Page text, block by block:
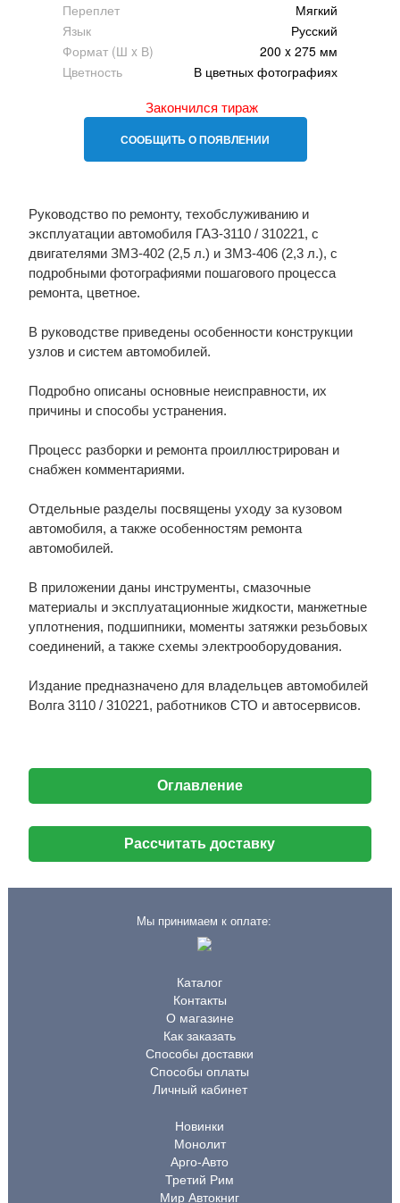
Переплет
Мягкий
Язык
Русский
Формат (Ш x В)
200 x 275 мм
Цветность
В цветных фотографиях
Закончился тираж
СООБЩИТЬ О ПОЯВЛЕНИИ
Руководство по ремонту, техобслуживанию и
эксплуатации автомобиля ГАЗ-3110 / 310221, с
двигателями ЗМЗ-402 (2,5 л.) и ЗМЗ-406 (2,3 л.), с
подробными фотографиями пошагового процесса
ремонта, цветное.
В руководстве приведены особенности конструкции
узлов и систем автомобилей.
Подробно описаны основные неисправности, их
причины и способы устранения.
Процесс разборки и ремонта проиллюстрирован и
снабжен комментариями.
Отдельные разделы посвящены уходу за кузовом
автомобиля, а также особенностям ремонта
автомобилей.
В приложении даны инструменты, смазочные
материалы и эксплуатационные жидкости, манжетные
уплотнения, подшипники, моменты затяжки резьбовых
соединений, а также схемы электрооборудования.
Издание предназначено для владельцев автомобилей
Волга 3110 / 310221, работников СТО и автосервисов.
Оглавление
Рассчитать доставку
Мы принимаем к оплате:
Каталог
Контакты
О магазине
Как заказать
Способы доставки
Способы оплаты
Личный кабинет
Новинки
Монолит
Арго-Авто
Третий Рим
Мир Автокниг